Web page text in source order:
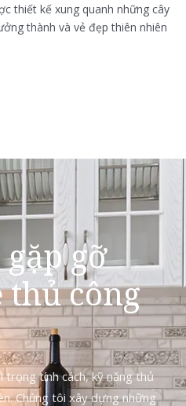
thiết kế xung quanh những cây
thành và vẻ đẹp thiên nhiên
gỡ
thủ công
tính cách, kỹ năng thủ
Chúng tôi xây dựng những